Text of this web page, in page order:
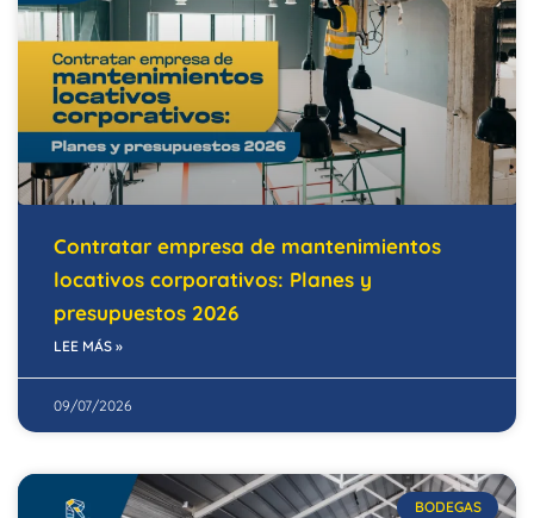
Contratar empresa de mantenimientos
locativos corporativos: Planes y
presupuestos 2026
LEE MÁS »
09/07/2026
BODEGAS